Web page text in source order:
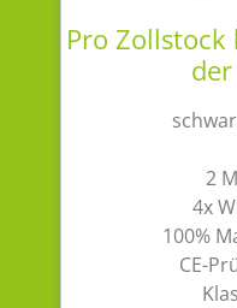
Pro Zollstock
2
4x
100%
CE-